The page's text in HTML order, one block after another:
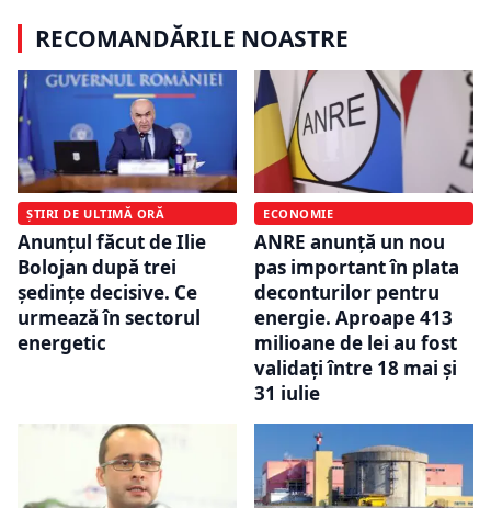
RECOMANDĂRILE NOASTRE
ȘTIRI DE ULTIMĂ ORĂ
Anunțul făcut de Ilie
Bolojan după trei
ședințe decisive. Ce
urmează în sectorul
energetic
ECONOMIE
ANRE anunță un nou
pas important în plata
deconturilor pentru
energie. Aproape 413
milioane de lei au fost
validați între 18 mai și
31 iulie